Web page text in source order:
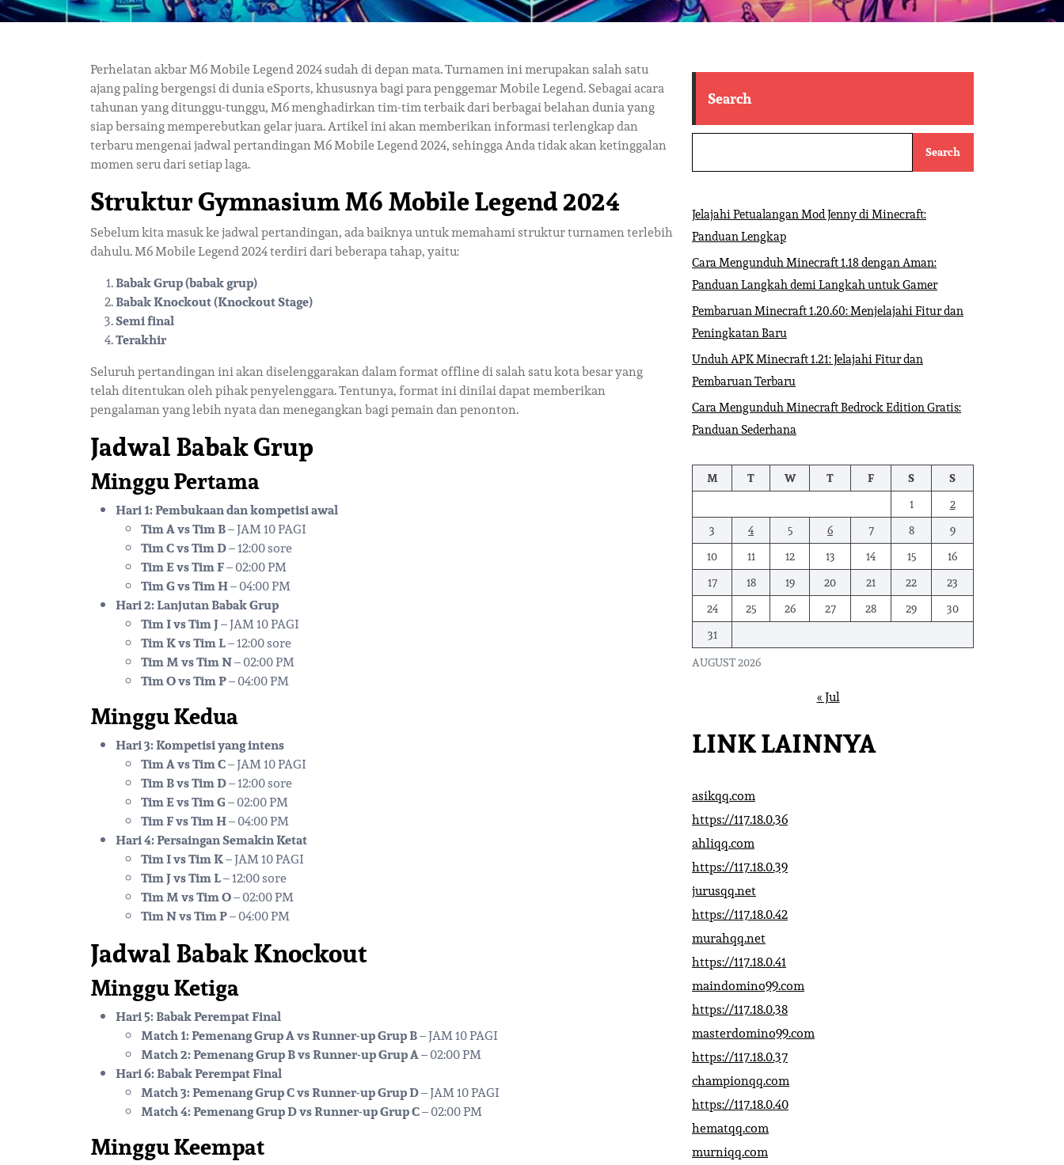
Perhelatan akbar M6 Mobile Legend 2024 sudah di depan mata. Turnamen ini merupakan salah satu
ajang paling bergengsi di dunia eSports, khususnya bagi para penggemar Mobile Legend. Sebagai acara
tahunan yang ditunggu-tunggu, M6 menghadirkan tim-tim terbaik dari berbagai belahan dunia yang
siap bersaing memperebutkan gelar juara. Artikel ini akan memberikan informasi terlengkap dan
terbaru mengenai jadwal pertandingan M6 Mobile Legend 2024, sehingga Anda tidak akan ketinggalan
momen seru dari setiap laga.
Struktur Gymnasium M6 Mobile Legend 2024
Sebelum kita masuk ke jadwal pertandingan, ada baiknya untuk memahami struktur turnamen terlebih
dahulu. M6 Mobile Legend 2024 terdiri dari beberapa tahap, yaitu:
Babak Grup (babak grup)
Babak Knockout (Knockout Stage)
Semi final
Terakhir
Seluruh pertandingan ini akan diselenggarakan dalam format offline di salah satu kota besar yang
telah ditentukan oleh pihak penyelenggara. Tentunya, format ini dinilai dapat memberikan
pengalaman yang lebih nyata dan menegangkan bagi pemain dan penonton.
Jadwal Babak Grup
Minggu Pertama
Hari 1: Pembukaan dan kompetisi awal
Tim A vs Tim B– JAM 10 PAGI
Tim C vs Tim D– 12:00 sore
Tim E vs Tim F– 02:00 PM
Tim G vs Tim H– 04:00 PM
Hari 2: Lanjutan Babak Grup
Tim I vs Tim J– JAM 10 PAGI
Tim K vs Tim L– 12:00 sore
Tim M vs Tim N– 02:00 PM
Tim O vs Tim P– 04:00 PM
Minggu Kedua
Hari 3: Kompetisi yang intens
Tim A vs Tim C– JAM 10 PAGI
Tim B vs Tim D– 12:00 sore
Tim E vs Tim G– 02:00 PM
Tim F vs Tim H– 04:00 PM
Hari 4: Persaingan Semakin Ketat
Tim I vs Tim K– JAM 10 PAGI
Tim J vs Tim L– 12:00 sore
Tim M vs Tim O– 02:00 PM
Tim N vs Tim P– 04:00 PM
Jadwal Babak Knockout
Minggu Ketiga
Hari 5: Babak Perempat Final
Match 1: Pemenang Grup A vs Runner-up Grup B– JAM 10 PAGI
Match 2: Pemenang Grup B vs Runner-up Grup A– 02:00 PM
Hari 6: Babak Perempat Final
Match 3: Pemenang Grup C vs Runner-up Grup D– JAM 10 PAGI
Match 4: Pemenang Grup D vs Runner-up Grup C– 02:00 PM
Minggu Keempat
Search
Search
Jelajahi Petualangan Mod Jenny di Minecraft:
Panduan Lengkap
Cara Mengunduh Minecraft 1.18 dengan Aman:
Panduan Langkah demi Langkah untuk Gamer
Pembaruan Minecraft 1.20.60: Menjelajahi Fitur dan
Peningkatan Baru
Unduh APK Minecraft 1.21: Jelajahi Fitur dan
Pembaruan Terbaru
Cara Mengunduh Minecraft Bedrock Edition Gratis:
Panduan Sederhana
AUGUST 2026
M T W T F S
S
1
2
3
4 5 6 7 8
9
10
11 12 13 14 15
16
17
18 19 20 21 22
23
24
25 26 27 28 29
30
31
« Jul
LINK LAINNYA
asikqq.com
https://117.18.0.36
ahliqq.com
https://117.18.0.39
jurusqq.net
https://117.18.0.42
murahqq.net
https://117.18.0.41
maindomino99.com
https://117.18.0.38
masterdomino99.com
https://117.18.0.37
championqq.com
https://117.18.0.40
hematqq.com
murniqq.com